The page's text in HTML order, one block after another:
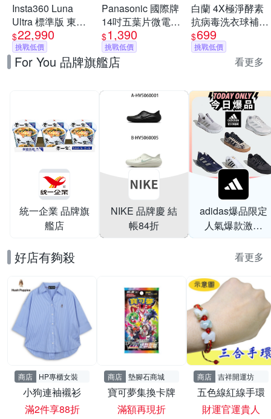
Insta360 Luna
Ultra 標準版 東城
代理商公司貨
$22,990
挑戰低價
Panasonic 國際牌
14吋五葉片微電腦
DC直流電風扇F-
S14KM [限時優惠]
$1,390
挑戰低價
白蘭 4X極淨酵素
抗病毒洗衣球補充
包(30顆/袋)_4入組
(三款任選)
$699
挑戰低價
For You 品牌旗艦店 看更多
統一企業 品牌旗
艦店
NIKE 品牌慶 結
帳84折
adidas爆品限定
人氣爆款激降
好店有夠殺 看更多
商店 HP專櫃女裝
小狗連袖襯衫
滿2件享88折
商店 墊腳石商城
寶可夢集換卡牌
滿額再現折
商店 吉祥開運坊
五色線紅線手環
財運官運貴人